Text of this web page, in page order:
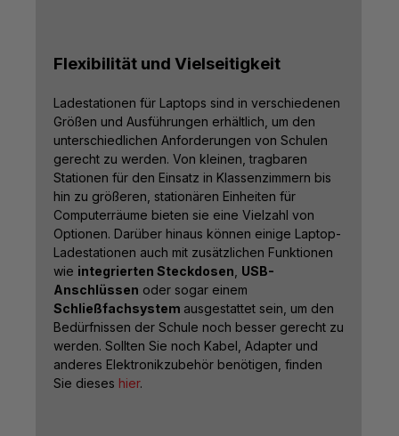
Flexibilität und Vielseitigkeit
Ladestationen für Laptops sind in verschiedenen
Größen und Ausführungen erhältlich, um den
unterschiedlichen Anforderungen von Schulen
gerecht zu werden. Von kleinen, tragbaren
Stationen für den Einsatz in Klassenzimmern bis
hin zu größeren, stationären Einheiten für
Computerräume bieten sie eine Vielzahl von
Optionen. Darüber hinaus können einige Laptop-
Ladestationen auch mit zusätzlichen Funktionen
wie integrierten Steckdosen USB-
Anschlüssen oder sogar einem
Schließfachsystem ausgestattet sein, um den
Bedürfnissen der Schule noch besser gerecht zu
werden. Sollten Sie noch Kabel, Adapter und
anderes Elektronikzubehör benötigen, finden
Sie dieses hier.